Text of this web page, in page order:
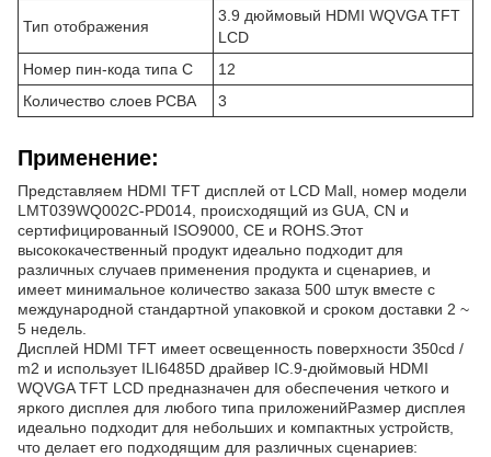
Тип отображения
3.9 дюймовый HDMI WQVGA TFT
LCD
Номер пин-кода типа C
12
Количество слоев PCBA
3
Применение:
Представляем HDMI TFT дисплей от LCD Mall, номер модели
LMT039WQ002C-PD014, происходящий из GUA, CN и
сертифицированный ISO9000, CE и ROHS.Этот
высококачественный продукт идеально подходит для
различных случаев применения продукта и сценариев, и
имеет минимальное количество заказа 500 штук вместе с
международной стандартной упаковкой и сроком доставки 2 ~
5 недель.
Дисплей HDMI TFT имеет освещенность поверхности 350cd /
m2 и использует ILI6485D драйвер IC.9-дюймовый HDMI
WQVGA TFT LCD предназначен для обеспечения четкого и
яркого дисплея для любого типа приложенийРазмер дисплея
идеально подходит для небольших и компактных устройств,
что делает его подходящим для различных сценариев: